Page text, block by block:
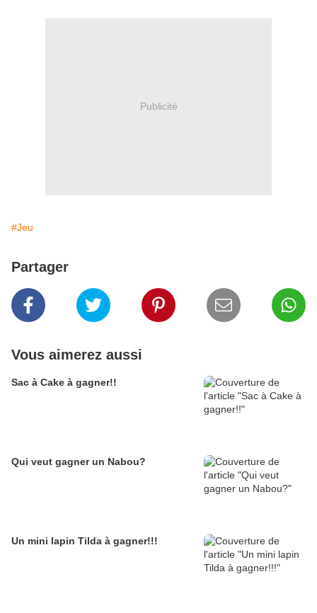
Publicité
#Jeu
Partager
Vous aimerez aussi
Sac à Cake à gagner!!
Qui veut gagner un Nabou?
Un mini lapin Tilda à gagner!!!